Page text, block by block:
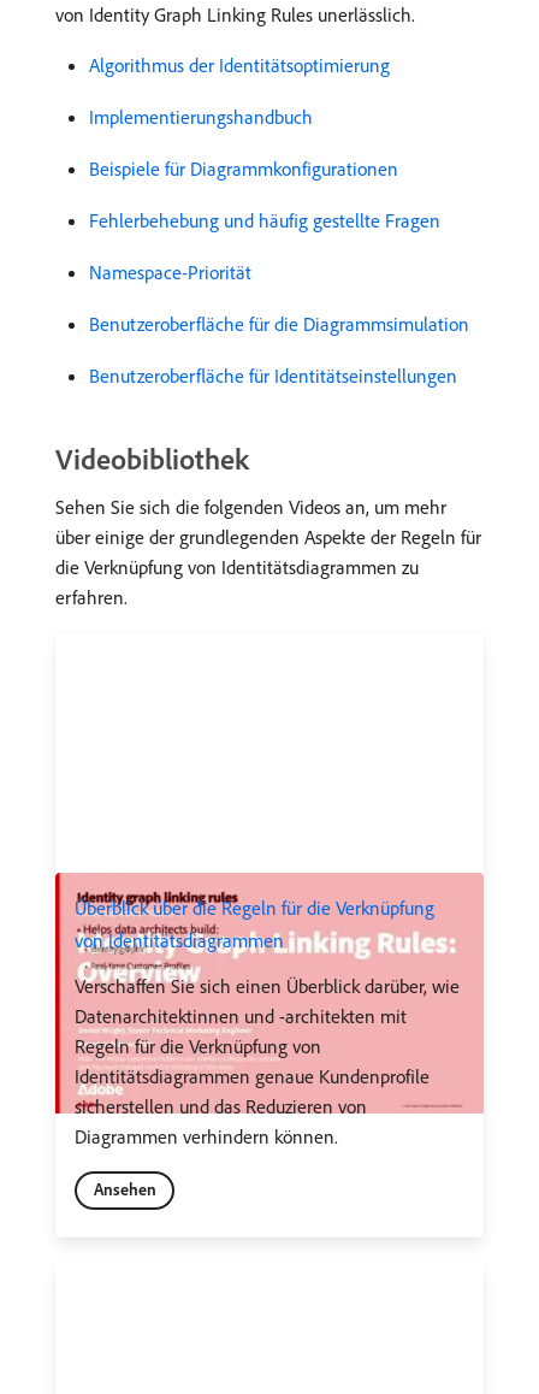
von Identity Graph Linking Rules unerlässlich.
Algorithmus der Identitätsoptimierung
Implementierungshandbuch
Beispiele für Diagrammkonfigurationen
Fehlerbehebung und häufig gestellte Fragen
Namespace-Priorität
Benutzeroberfläche für die Diagrammsimulation
Benutzeroberfläche für Identitätseinstellungen
Videobibliothek
Sehen Sie sich die folgenden Videos an, um mehr
über einige der grundlegenden Aspekte der Regeln für
die Verknüpfung von Identitätsdiagrammen zu
erfahren.
Überblick über die Regeln für die Verknüpfung
von Identitätsdiagrammen
Verschaffen Sie sich einen Überblick darüber, wie
Datenarchitektinnen und -architekten mit
Regeln für die Verknüpfung von
Identitätsdiagrammen genaue Kundenprofile
sicherstellen und das Reduzieren von
Diagrammen verhindern können.
Ansehen